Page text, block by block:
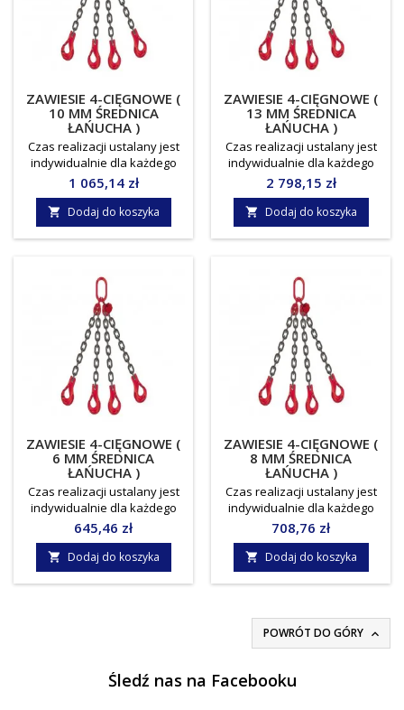
ZAWIESIE 4-CIĘGNOWE (
10 MM ŚREDNICA
ŁAŃUCHA )
Czas realizacji ustalany jest
indywidualnie dla każdego
zamówienia.Towar do
odbioru osobistego, lub
indywidualnie ustalany koszt
dostawy !!! Norma: EN818-
4Średnica łańcucha: 10
tonyJednostka miary: sztuka
Cena
1 065,14 zł
 Dodaj do koszyka
ZAWIESIE 4-CIĘGNOWE (
13 MM ŚREDNICA
ŁAŃUCHA )
Czas realizacji ustalany jest
indywidualnie dla każdego
zamówienia.Towar do
odbioru osobistego, lub
indywidualnie ustalany koszt
dostawy !!! Norma: EN818-
4Średnica łańcucha: 13
tonyJednostka miary: sztuka
Cena
2 798,15 zł
 Dodaj do koszyka
ZAWIESIE 4-CIĘGNOWE (
6 MM ŚREDNICA
ŁAŃUCHA )
Czas realizacji ustalany jest
indywidualnie dla każdego
zamówienia.UWAGA ! Towar
do odbioru osobistego, lub
indywidualnie ustalany koszt
dostawy !!! Norma: EN818-
4Średnica łańcucha: 6
Cena
645,46 zł
 Dodaj do koszyka
ZAWIESIE 4-CIĘGNOWE (
8 MM ŚREDNICA
ŁAŃUCHA )
Czas realizacji ustalany jest
indywidualnie dla każdego
zamówienia.Towar do
odbioru osobistego, lub
indywidualnie ustalany koszt
dostawy !!! Norma: EN818-
4Średnica łańcucha: 8
tonyJednostka miary: sztuka
Cena
708,76 zł
 Dodaj do koszyka
POWRÓT DO GÓRY 
Śledź nas na Facebooku